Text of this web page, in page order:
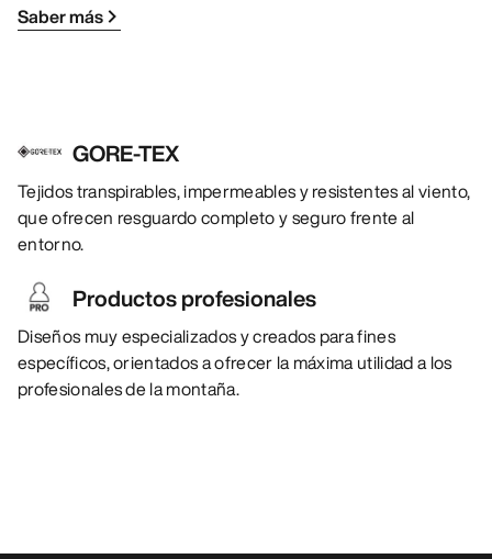
Saber más
GORE-TEX
Tejidos transpirables, impermeables y resistentes al viento,
que ofrecen resguardo completo y seguro frente al
entorno.
Productos profesionales
Diseños muy especializados y creados para fines
específicos, orientados a ofrecer la máxima utilidad a los
profesionales de la montaña.